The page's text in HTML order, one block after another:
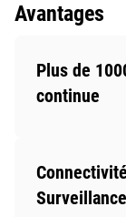
Avantages
Plus de
continue
Surveillance